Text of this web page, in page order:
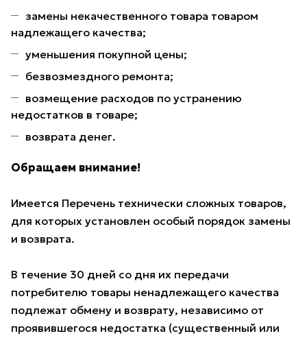
замены некачественного товара товаром
надлежащего качества;
уменьшения покупной цены;
безвозмездного ремонта;
возмещение расходов по устранению
недостатков в товаре;
возврата денег.
Обращаем внимание!
Имеется Перечень технически сложных товаров,
для которых установлен особый порядок замены
и возврата.
В течение 30 дней со дня их передачи
потребителю товары ненадлежащего качества
подлежат обмену и возврату, независимо от
проявившегося недостатка (существенный или